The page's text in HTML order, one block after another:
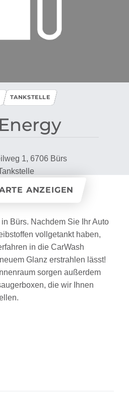
TANKSTELLE
1, 6706 Bürs
ANZEIGEN
Bürs. Nachdem Sie Ihr Auto
vollgetankt haben,
in die CarWash
Glanz erstrahlen lässt!
sorgen außerdem
die wir Ihnen